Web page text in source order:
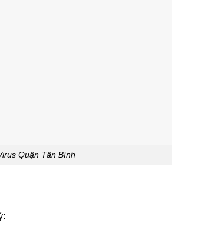
Quận Tân Bình